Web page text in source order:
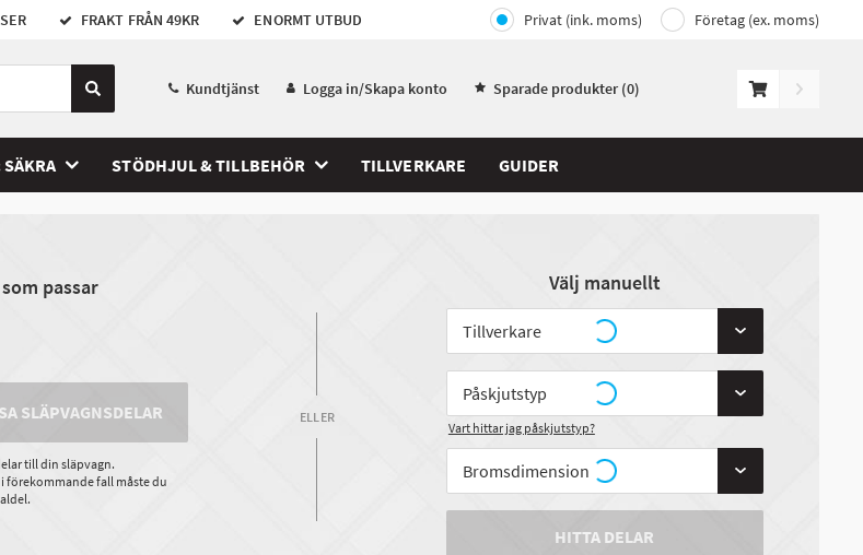
FRAKT FRÅN 49KR ENORMT UTBUD Privat (ink. moms) Företag (ex. moms)
Kundtjänst Logga in/Skapa konto Sparade produkter (0)
SÄKRA STÖDHJUL & TILLBEHÖR TILLVERKARE GUIDER
passar
SLÄPVAGNSDELAR
till din släpvagn.
förekommande fall måste du
ELLER
Välj manuellt
Vart hittar jag påskjutstyp?
HITTA DELAR